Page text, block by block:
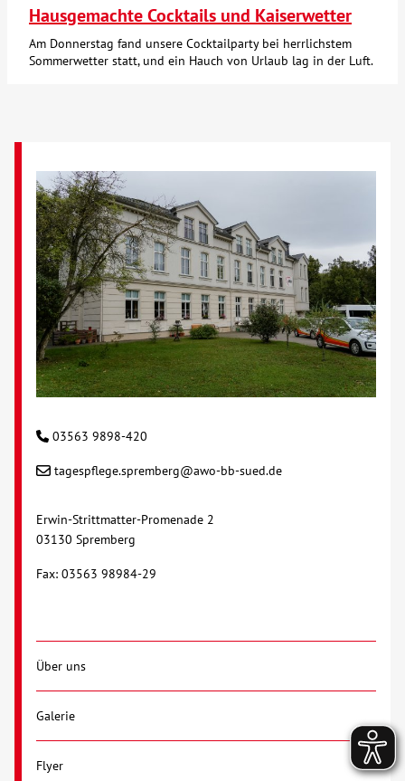
Hausgemachte Cocktails und Kaiserwetter
Am Donnerstag fand unsere Cocktailparty bei herrlichstem
Sommerwetter statt, und ein Hauch von Urlaub lag in der Luft.
03563 9898-420
tagespflege.spremberg@awo-bb-sued.de
Erwin-Strittmatter-Promenade 2
03130 Spremberg
Fax: 03563 98984-29
Über uns
Galerie
Flyer